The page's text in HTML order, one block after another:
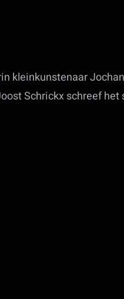
kleinkunstenaar
Schrickx schreef het